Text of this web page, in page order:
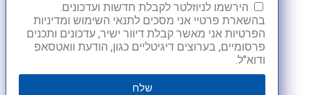
הירשמו לניוזלטר לקבלת חדשות ועדכונים.
בהשארת פרטיי אני מסכים לתנאי השימוש ומדיניות
הפרטיות אני מאשר קבלת דיוור ישיר, עדכונים ותכנים
פרסומיים, בערוצים דיגיטליים כגון, הודעת וואטסאפ
ודוא"ל.
שלח